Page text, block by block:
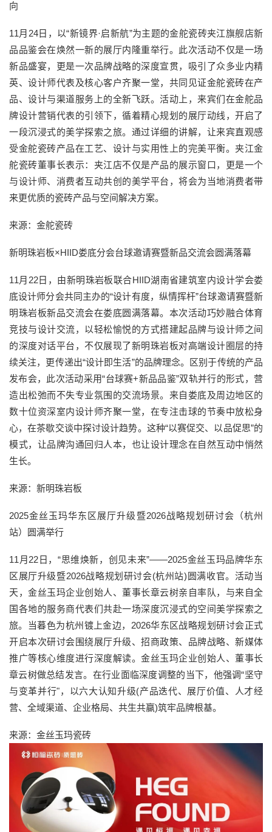
向
11月24日，以“新镜界·启新航”为主题的金舵瓷砖夹江旗舰店新
品品鉴会在焕然一新的展厅内隆重举行。此次活动不仅是一场
新品盛宴，更是一次品牌战略的深度宣贯，吸引了众多业内精
英、设计师代表及核心客户齐聚一堂，共同见证金舵瓷砖在产
品、设计与渠道服务上的全新飞跃。活动上，来宾们在金舵品
牌设计营销代表的引领下，循着精心规划的展厅动线，开启了
一段沉浸式的美学探索之旅。通过详细的讲解，让来宾直观感
受金舵瓷砖产品在工艺、设计与实用性上的完美平衡。夹江金
舵瓷砖董事长表示：夹江店不仅是产品的展示窗口，更是一个
与设计师、消费者互动共创的美学平台，将会为当地消费者带
来更优质的瓷砖产品与空间解决方案。
来源：金舵瓷砖
新明珠岩板×HIID娄底分会台球邀请赛暨新品交流会圆满落幕
11月22日，由新明珠岩板联合HIID湖南省建筑室内设计学会娄
底设计师分会共同主办的“设计有度，纵情挥杆”台球邀请赛暨新
明珠岩板新品交流会在娄底圆满落幕。本次活动巧妙融合体育
竞技与设计交流，以轻松愉悦的方式搭建起品牌与设计师之间
的深度对话平台，不仅展现了新明珠岩板对高端设计圈层的持
续关注，更传递出“设计即生活”的品牌理念。区别于传统的产品
发布会，此次活动采用“台球赛+新品品鉴”双轨并行的形式，营
造出松弛而不失专业氛围的交流场景。来自娄底及周边地区的
数十位资深室内设计师齐聚一堂，在专注击球的节奏中放松身
心，在茶歇交谈中探讨设计趋势。这种“以赛促交、以品促思”的
模式，让品牌沟通回归人本，也让设计理念在自然互动中悄然
生长。
来源：新明珠岩板
2025金丝玉玛华东区展厅升级暨2026战略规划研讨会（杭州
站）圆满举行
11月22日，“思维焕新，创见未来”——2025金丝玉玛品牌华东
区展厅升级暨2026战略规划研讨会(杭州站)圆满收官。活动当
天，金丝玉玛企业创始人、董事长章云树亲自率队，与来自全
国各地的服务商代表们共赴一场深度沉浸式的空间美学探索之
旅。当暮色为杭州镀上金边，2026华东区战略规划研讨会正式
开启本次研讨会围绕展厅升级、招商政策、品牌战略、新媒体
推广等核心维度进行深度解读。金丝玉玛企业创始人、董事长
章云树做总结发言。在行业面临深度调整的当下，他强调“坚守
与变革并行"，以六大认知升级(产品迭代、展厅价值、人才经
营、全域渠道、企业格局、共生共赢)筑牢品牌根基。
来源：金丝玉玛瓷砖